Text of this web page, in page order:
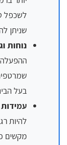
לשכפל
שניתן
נוחות
בעל
להיות
מקשים